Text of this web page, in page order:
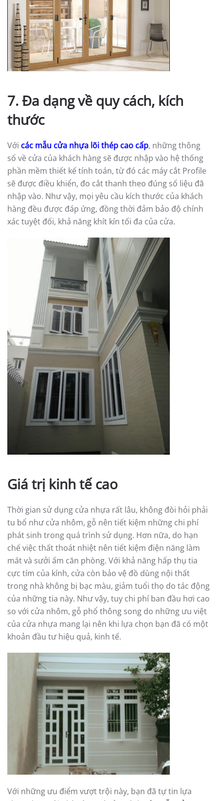
7. Ða dạng về quy cách, kích
thước
Với các mẫu cửa nhựa lõi thép cao cấp, những thông
số về cửa của khách hàng sẽ được nhập vào hệ thống
phần mềm thiết kế tính toán, từ đó các máy cắt Profile
sẽ được điều khiển, đo cắt thanh theo đúng số liệu đã
nhập vào. Như vậy, mọi yêu cầu kích thước của khách
hàng đều được đáp ứng, đồng thời đảm bảo độ chính
xác tuyệt đối, khả năng khít kín tối đa của cửa.
Giá trị kinh tế cao
Thời gian sử dụng cửa nhựa rất lâu, không đòi hỏi phải
tu bổ như cửa nhôm, gỗ nên tiết kiệm những chi phí
phát sinh trong quá trình sử dụng. Hơn nữa, do hạn
chế việc thất thoát nhiệt nên tiết kiệm điện năng làm
mát và sưởi ấm căn phòng. Với khả năng hấp thụ tia
cực tím của kính, cửa còn bảo vệ đồ dùng nội thất
trong nhà không bị bạc màu, giảm tuổi thọ do tác động
của những tia này. Như vậy, tuy chi phí ban đầu hơi cao
so với cửa nhôm, gỗ phổ thông song do những ưu việt
của cửa nhựa mang lại nên khi lựa chọn bạn đã có một
khoản đầu tư hiệu quả, kinh tế.
Với những ưu điểm vượt trội này, bạn đã tự tin lựa